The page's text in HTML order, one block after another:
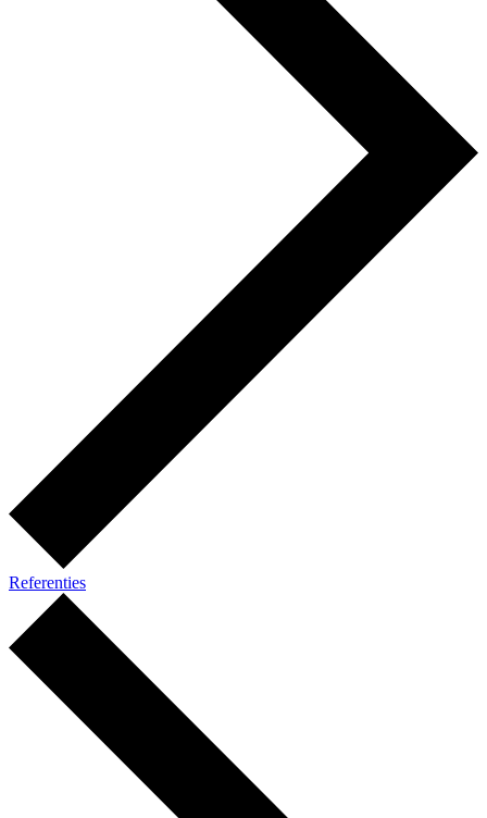
Referenties